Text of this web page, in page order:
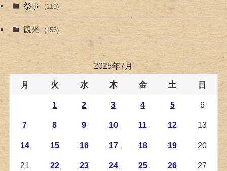
祭事 (119)
観光 (156)
2025年7月
月 火 水 木 金 土 日
1 2 3 4 5 6
7 8 9 10 11 12 13
14 15 16 17 18 19 20
21 22 23 24 25 26 27